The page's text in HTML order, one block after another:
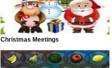
Christmas Meetings